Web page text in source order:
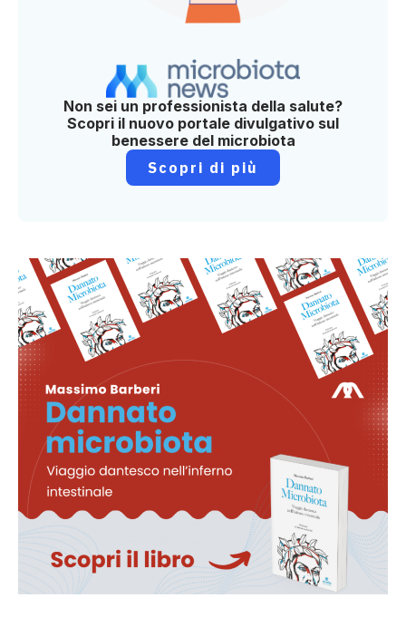
Non sei un professionista della salute?
Scopri il nuovo portale divulgativo sul
benessere del microbiota
Scopri di più